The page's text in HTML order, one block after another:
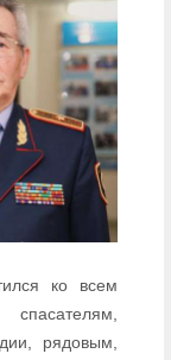
ко всем
рядовым,